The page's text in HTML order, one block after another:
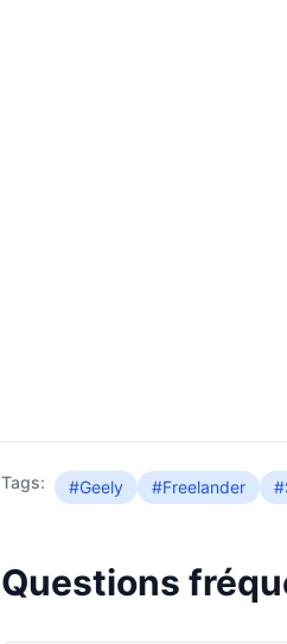
Tags: #Geely #Freelander
Questions